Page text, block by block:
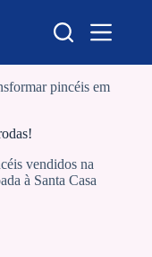
pincéis em
vendidos na
à Santa Casa